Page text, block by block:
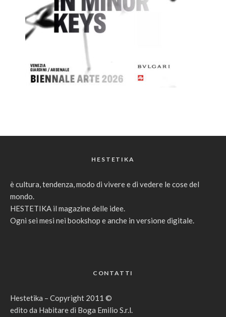
HESTETIKA
è cultura, tendenza, modo di vivere e di vedere le cose del
mondo.
HESTETIKA il magazine delle idee.
Ogni sei mesi nei bookshop e anche in versione digitale.
CONTATTI
Hestetika – Copyright 2011 ©
edito da Habitare di Boga Emilio S.r.l.